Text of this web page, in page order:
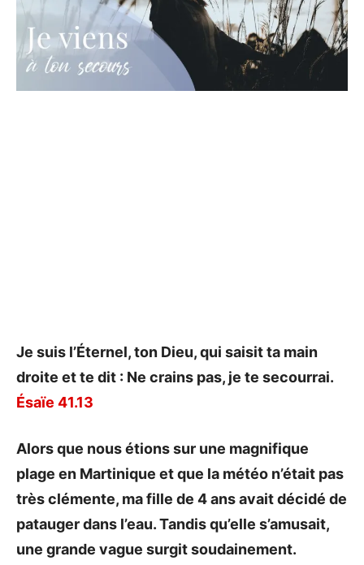
Je suis l’Éternel, ton Dieu, qui saisit ta main
droite et te dit : Ne crains pas, je te secourrai.
Ésaïe 41.13
Alors que nous étions sur une magnifique
plage en Martinique et que la météo n’était pas
très clémente, ma fille de 4 ans avait décidé de
patauger dans l’eau. Tandis qu’elle s’amusait,
une grande vague surgit soudainement.